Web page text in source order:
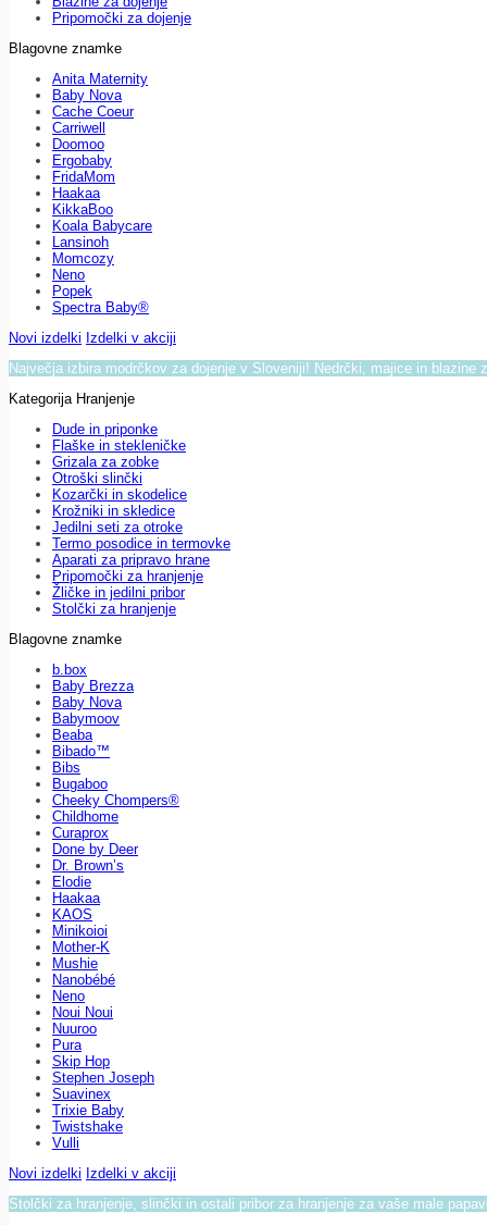
Pripomočki za dojenje
Blagovne znamke
Anita Maternity
Baby Nova
Cache Coeur
Carriwell
Doomoo
Ergobaby
FridaMom
Haakaa
KikkaBoo
Koala Babycare
Lansinoh
Momcozy
Neno
Popek
Spectra Baby®
Novi izdelki Izdelki v akciji
Največja izbira modrčkov za dojenje v Sloveniji! Nedrčki, majice in blazine
Kategorija Hranjenje
Dude in priponke
Flaške in stekleničke
Grizala za zobke
Otroški slinčki
Kozarčki in skodelice
Krožniki in skledice
Jedilni seti za otroke
Termo posodice in termovke
Aparati za pripravo hrane
Pripomočki za hranjenje
Žličke in jedilni pribor
Stolčki za hranjenje
Blagovne znamke
b.box
Baby Brezza
Baby Nova
Babymoov
Beaba
Bibado™
Bibs
Bugaboo
Cheeky Chompers®
Childhome
Curaprox
Done by Deer
Dr. Brown’s
Elodie
Haakaa
KAOS
Minikoioi
Mother-K
Mushie
Nanobébé
Neno
Noui Noui
Nuuroo
Pura
Skip Hop
Stephen Joseph
Suavinex
Trixie Baby
Twistshake
Vulli
Novi izdelki Izdelki v akciji
Stolčki za hranjenje, slinčki in ostali pribor za hranjenje za vaše male